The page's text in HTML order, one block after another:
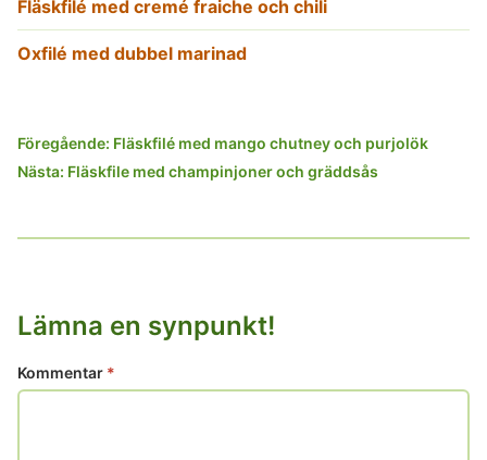
Fläskfilé med cremé fraiche och chili
Oxfilé med dubbel marinad
Inläggsnavigering
Föregående: Fläskfilé med mango chutney och purjolök
Nästa: Fläskfile med champinjoner och gräddsås
Lämna en synpunkt!
Kommentar *